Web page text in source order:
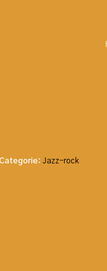
Categorie: Jazz-rock